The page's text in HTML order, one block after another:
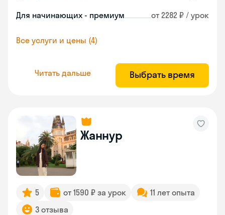
Для начинающих - премиум от 2282 ₽ / урок
Все услуги и цены (4)
Читать дальше Выбрать время
Жаннур
5 от 1590 ₽ за урок
11 лет опыта
3 отзыва